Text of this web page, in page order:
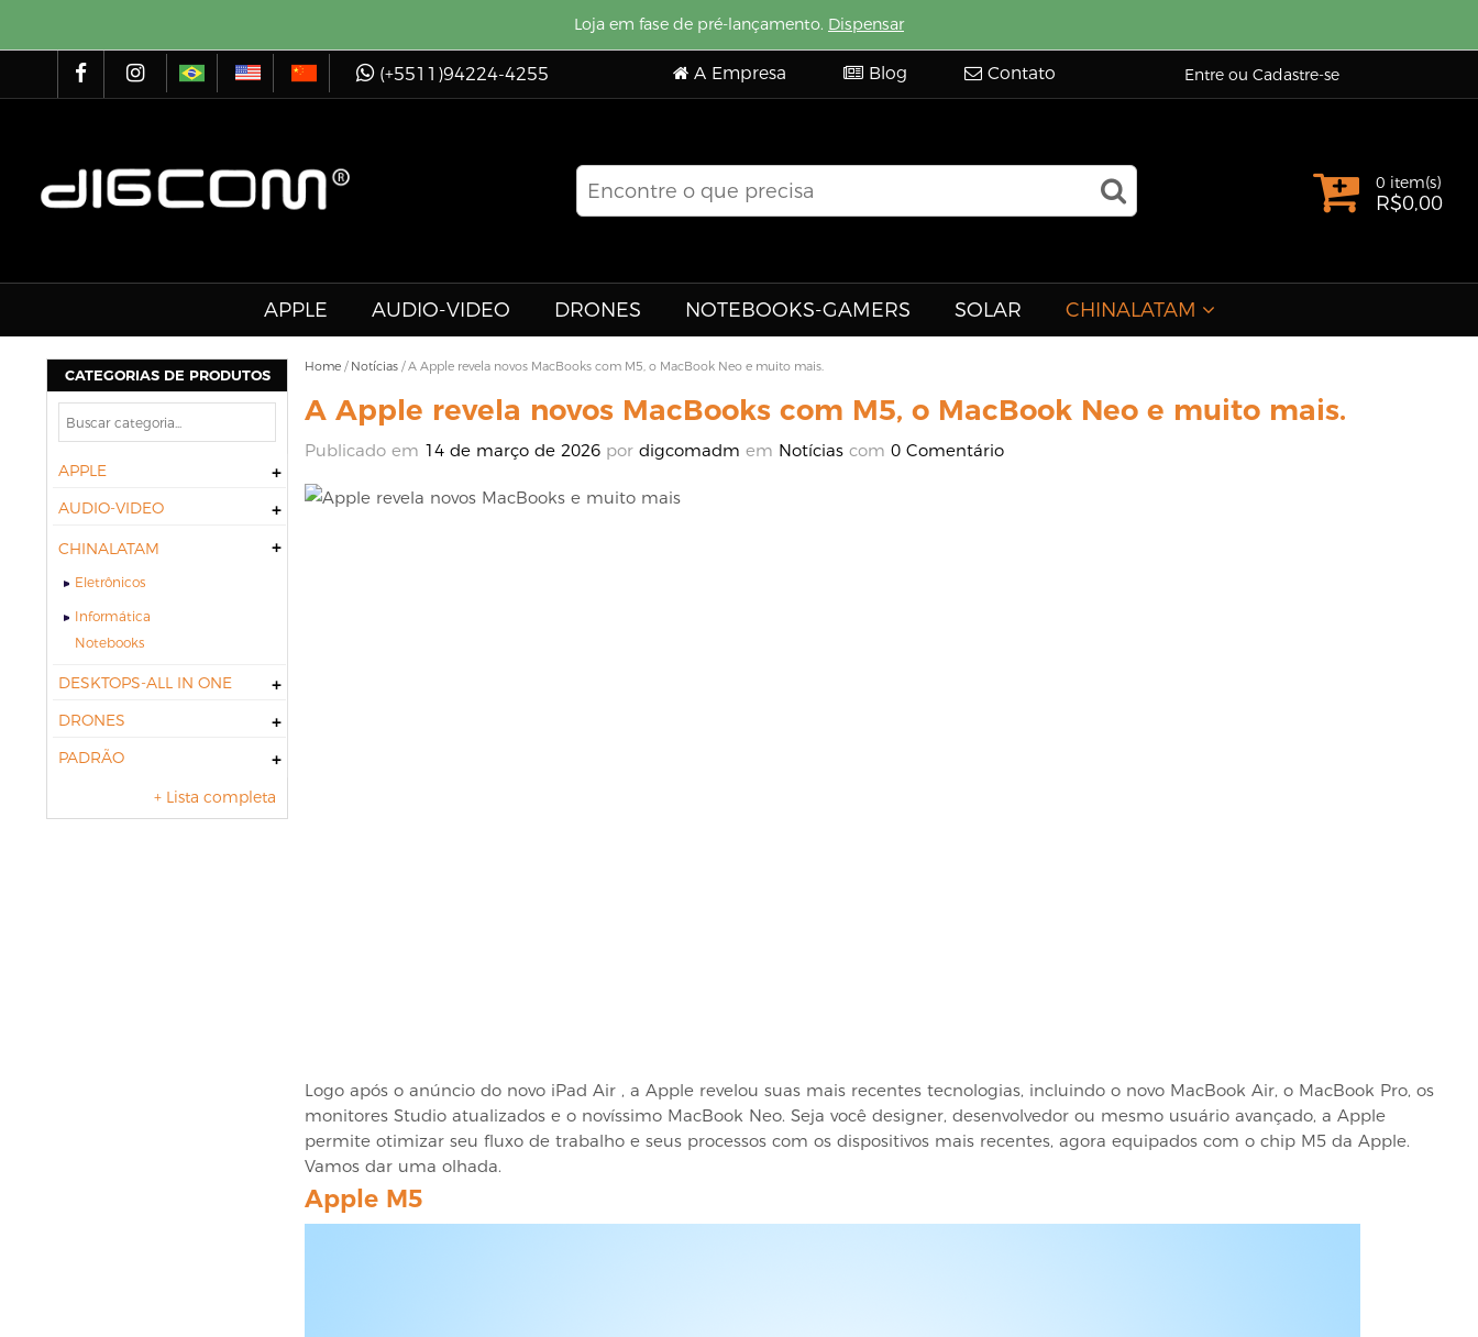
Loja em fase de pré-lançamento. Dispensar
(+5511)94224-4255 A Empresa Blog Contato Entre ou Cadastre-se
0 item(s)
R$0,00
APPLE AUDIO-VIDEO DRONES NOTEBOOKS-GAMERS SOLAR CHINALATAM
Home / Notícias /A Apple revela novos MacBooks com M5, o MacBook Neo e muito mais.
A Apple revela novos MacBooks com M5, o MacBook Neo e muito mais.
Publicado em 14 de março de 2026 por digcomadm em Notícias com 0 Comentário
Logo após o anúncio do novo iPad Air , a Apple revelou suas mais recentes tecnologias, incluindo o novo MacBook Air, o MacBook Pro, os
monitores Studio atualizados e o novíssimo MacBook Neo. Seja você designer, desenvolvedor ou mesmo usuário avançado, a Apple
permite otimizar seu fluxo de trabalho e seus processos com os dispositivos mais recentes, agora equipados com o chip M5 da Apple.
Vamos dar uma olhada.
Apple M5
CATEGORIAS DE PRODUTOS
APPLE
AUDIO-VIDEO
CHINALATAM
Eletrônicos
Informática
notebooks
DESKTOPS-ALL IN ONE
DRONES
PADRÃO
+ Lista completa